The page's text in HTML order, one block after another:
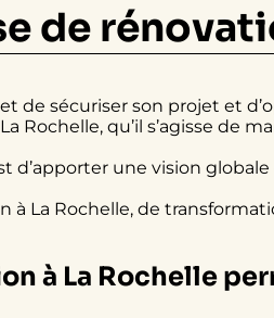
de
de sécuriser son projet et
qu’il s’agisse de
d’apporter une vision
La Rochelle, de
à La Rochelle